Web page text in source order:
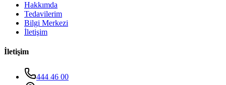
Hakkımda
Tedavilerim
Bilgi Merkezi
İletişim
İletişim
444 46 00